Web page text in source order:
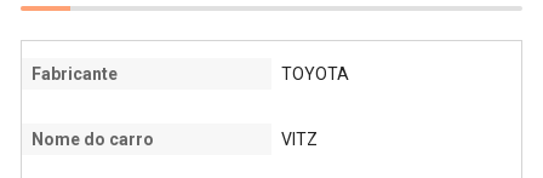
Fabricante TOYOTA
Nome do carro VITZ